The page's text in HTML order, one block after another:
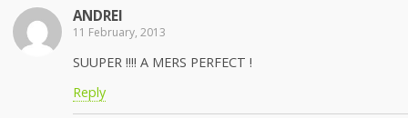
ANDREI
11 February, 2013
SUUPER !!!! A MERS PERFECT !
Reply